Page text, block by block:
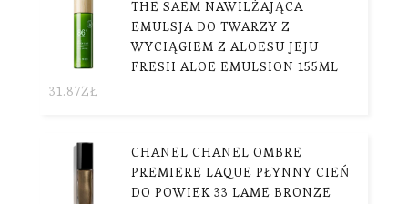
THE SAEM NAWILŻAJĄCA
EMULSJA DO TWARZY Z
WYCIĄGIEM Z ALOESU JEJU
FRESH ALOE EMULSION 155ML
31.87ZŁ
CHANEL CHANEL OMBRE
PREMIERE LAQUE PŁYNNY CIEŃ
DO POWIEK 33 LAME BRONZE